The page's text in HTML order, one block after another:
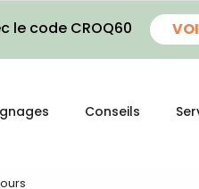
le code CROQ60
Conseils